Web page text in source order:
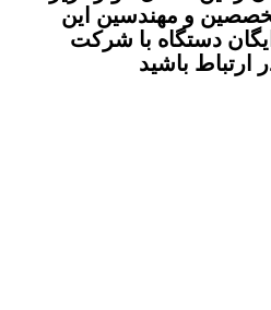
و مهندسین این
دستگاه با شرکت
ارتباط باشید